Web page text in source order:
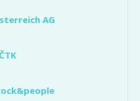
AG
ČTK